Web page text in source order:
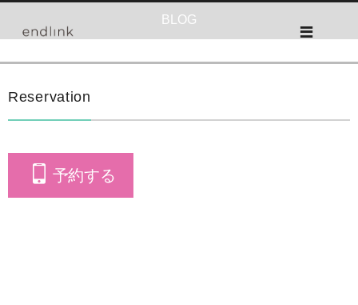
BLOG
Reservation
予約する